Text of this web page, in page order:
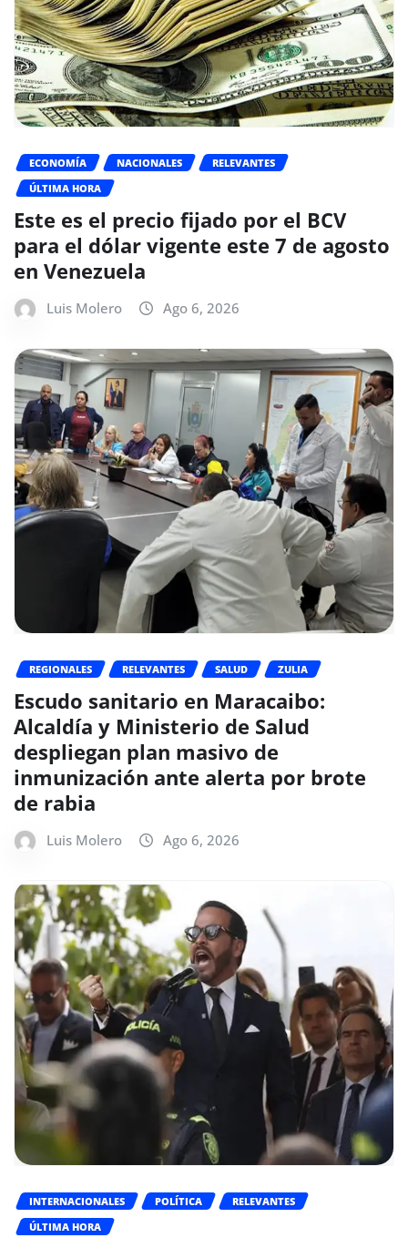
ECONOMÍA NACIONALES
RELEVANTES
ÚLTIMA HORA
Este es el precio fijado por el BCV
para el dólar vigente este 7 de agosto
en Venezuela
Luis Molero Ago 6, 2026
REGIONALES RELEVANTES SALUD ZULIA
Escudo sanitario en Maracaibo:
Alcaldía y Ministerio de Salud
despliegan plan masivo de
inmunización ante alerta por brote
de rabia
Luis Molero Ago 6, 2026
INTERNACIONALES POLÍTICA
RELEVANTES
ÚLTIMA HORA